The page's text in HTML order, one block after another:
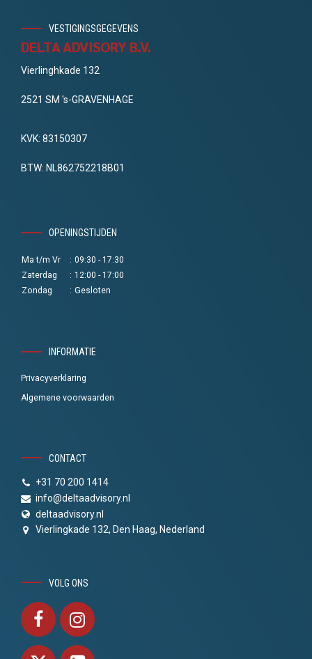
VESTIGINGSGEGEVENS
DELTA ADVISORY B.V.
Vierlinghkade 132
2521 SM 's-GRAVENHAGE
KVK: 83150307
BTW: NL862752218B01
OPENINGSTIJDEN
Ma t/m Vr : 09:30 - 17:30
Zaterdag
: 12:00 - 17:00
Zondag
: Gesloten
INFORMATIE
Privacyverklaring
Algemene voorwaarden
CONTACT
+31 70 200 1414
info@deltaadvisory.nl
deltaadvisory.nl
Vierlingkade 132, Den Haag, Nederland
VOLG ONS